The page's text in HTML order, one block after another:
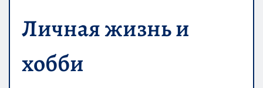
Личная жизнь и
хобби